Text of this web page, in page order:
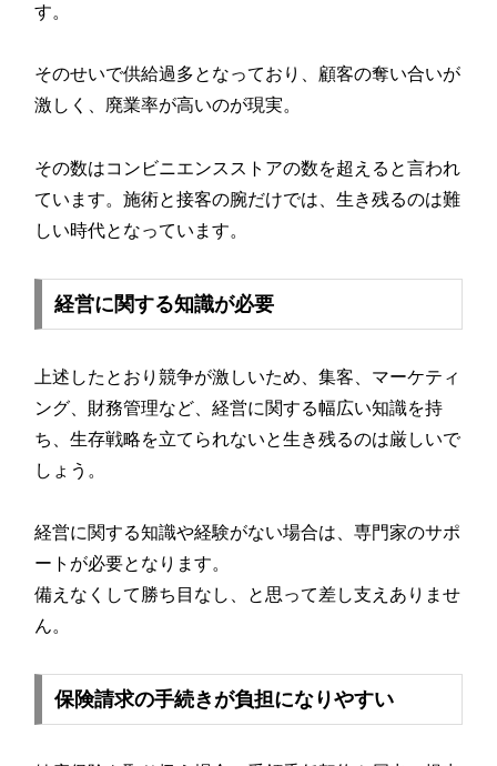
す。
そのせいで供給過多となっており、顧客の奪い合いが
激しく、廃業率が高いのが現実。
その数はコンビニエンスストアの数を超えると言われ
ています。施術と接客の腕だけでは、生き残るのは難
しい時代となっています。
経営に関する知識が必要
上述したとおり競争が激しいため、集客、マーケティ
ング、財務管理など、経営に関する幅広い知識を持
ち、生存戦略を立てられないと生き残るのは厳しいで
しょう。
経営に関する知識や経験がない場合は、専門家のサポ
ートが必要となります。
備えなくして勝ち目なし、と思って差し支えありませ
ん。
保険請求の手続きが負担になりやすい